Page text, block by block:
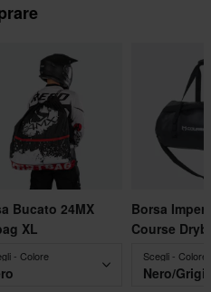
Bucato 24MX
XL
- Colore
Borsa
Course
Scegli - Colore
Nero/